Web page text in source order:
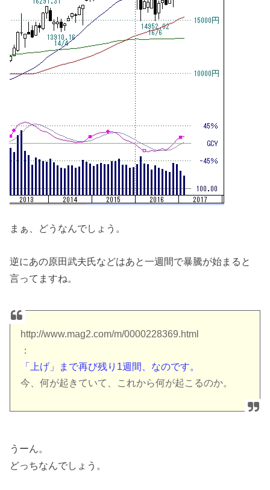
まぁ、どうなんでしょう。
逆にあの原田武夫氏などはあと一週間で暴騰が始まると
言ってますね。
http://www.mag2.com/m/0000228369.html
：
「上げ」まで再び残り1週間、なのです。
今、何が起きていて、これから何が起こるのか。
うーん。
どっちなんでしょう。